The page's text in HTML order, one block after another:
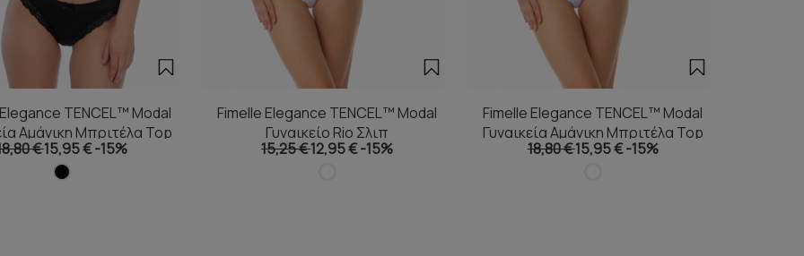
TENCEL™ Modal
Αμάνικη Μπριτέλα Top
€15,95 €-15%
Fimelle Elegance TENCEL™ Modal
Γυναικείο Rio Σλιπ
15,25 €12,95 €-15%
Fimelle Elegance TENCEL™ Modal
Γυναικεία Αμάνικη Μπριτέλα Top
18,80 €15,95 €-15%